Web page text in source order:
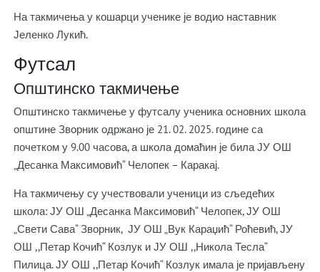
На такмичења у кошарци ученике је водио наставник
Јеленко Лукић.
Футсал
Општинско такмичење
Општинско такмичење у футсалу ученика основних школа
општине Зворник одржано је 21. 02. 2025. године са
почетком у 9.00 часова, а школа домаћин је била ЈУ ОШ
„Десанка Максимовић“ Челопек – Каракај.
На такмичењу су учествовали ученици из сљедећих
школа: ЈУ ОШ „Десанка Максимовић“ Челопек, ЈУ ОШ
„Свети Сава“ Зворник, ЈУ ОШ „Вук Караџић“ Роћевић, ЈУ
ОШ ,,Петар Кочић“ Козлук и ЈУ ОШ ,,Никола Тесла“
Пилица. ЈУ ОШ ,,Петар Кочић“ Козлук имала је пријављену